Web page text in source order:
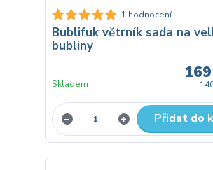
1 hodnocení
Bublifuk větrník sada na
bubliny
Skladem
Přidat do